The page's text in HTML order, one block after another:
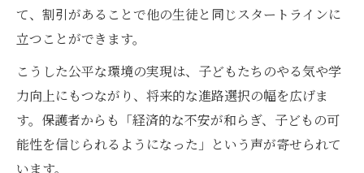
て、割引があることで他の生徒と同じスタートラインに
立つことができます。
こうした公平な環境の実現は、子どもたちのやる気や学
力向上にもつながり、将来的な進路選択の幅を広げま
す。保護者からも「経済的な不安が和らぎ、子どもの可
能性を信じられるようになった」という声が寄せられて
います。